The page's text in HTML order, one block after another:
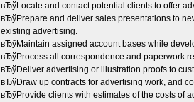
вЂўLocate and contact potential clients to offer
вЂўPrepare and deliver sales presentations to
existing advertising.
вЂўMaintain assigned account bases while
вЂўProcess all correspondence and paperwork
вЂўDeliver advertising or illustration proofs to
вЂўDraw up contracts for advertising work, and
вЂўProvide clients with estimates of the costs of